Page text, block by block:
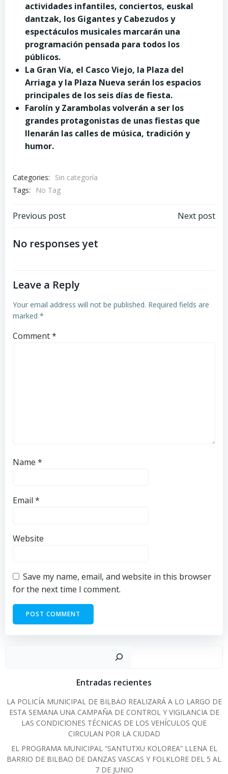
actividades infantiles, conciertos, euskal
dantzak, los Gigantes y Cabezudos y
espectáculos musicales marcarán una
programación pensada para todos los
públicos.
La Gran Vía, el Casco Viejo, la Plaza del
Arriaga y la Plaza Nueva serán los espacios
principales de los seis días de fiesta.
Farolín y Zarambolas volverán a ser los
grandes protagonistas de unas fiestas que
llenarán las calles de música, tradición y
humor.
Categories:
Sin categoría
Tags:
No Tag
Post
navigation
Previous post Next post
No responses yet
Leave a Reply
Your email address will not be published. Required fields are
marked *
Comment*
Name *
Email *
Website
Save my name, email, and website in this browser
for the next time I comment.
Entradas recientes
LA POLICÍA MUNICIPAL DE BILBAO REALIZARÁ A LO LARGO DE
ESTA SEMANA UNA CAMPAÑA DE CONTROL Y VIGILANCIA DE
LAS CONDICIONES TÉCNICAS DE LOS VEHÍCULOS QUE
CIRCULAN POR LA CIUDAD
EL PROGRAMA MUNICIPAL “SANTUTXU KOLOREA” LLENA EL
BARRIO DE BILBAO DE DANZAS VASCAS Y FOLKLORE DEL 5 AL
7 DE JUNIO